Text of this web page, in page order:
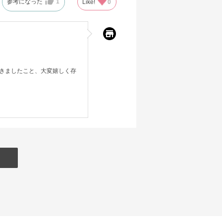
参考になった 1 Like! 0
ましたこと、大変嬉しく存